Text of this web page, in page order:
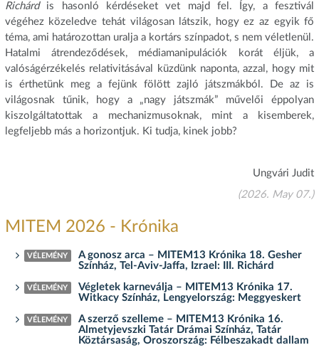
Richárd is hasonló kérdéseket vet majd fel. Így, a fesztivál
végéhez közeledve tehát világosan látszik, hogy ez az egyik fő
téma, ami határozottan uralja a kortárs színpadot, s nem véletlenül.
Hatalmi átrendeződések, médiamanipulációk korát éljük, a
valóságérzékelés relativitásával küzdünk naponta, azzal, hogy mit
is érthetünk meg a fejünk fölött zajló játszmákból. De az is
világosnak tűnik, hogy a „nagy játszmák” művelői éppolyan
kiszolgáltatottak a mechanizmusoknak, mint a kisemberek,
legfeljebb más a horizontjuk. Ki tudja, kinek jobb?
Ungvári Judit
(2026. May 07.)
MITEM 2026 - Krónika
VÉLEMÉNY
A gonosz arca – MITEM13 Krónika 18. Gesher
Színház, Tel-Aviv-Jaffa, Izrael: III. Richárd
VÉLEMÉNY
Végletek karneválja – MITEM13 Krónika 17.
Witkacy Színház, Lengyelország: Meggyeskert
VÉLEMÉNY
A szerző szelleme – MITEM13 Krónika 16.
Almetyjevszki Tatár Drámai Színház, Tatár
Köztársaság, Oroszország: Félbeszakadt dallam